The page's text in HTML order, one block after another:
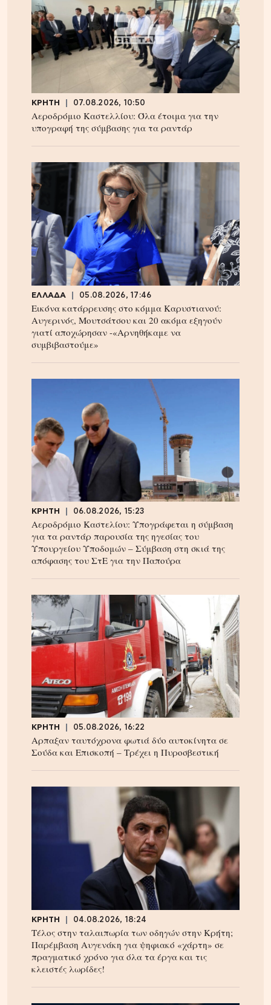
ΚΡΗΤΗ 07.08.2026, 10:50
Αεροδρόμιο Καστελλίου: Όλα έτοιμα για την
υπογραφή της σύμβασης για τα ραντάρ
ΕΛΛΑΔΑ 05.08.2026, 17:46
Εικόνα κατάρρευσης στο κόμμα Καρυστιανού:
Αυγερινός, Μουτσάτσου και 20 ακόμα εξηγούν
γιατί αποχώρησαν -«Αρνηθήκαμε να
συμβιβαστούμε»
ΚΡΗΤΗ 06.08.2026, 15:23
Αεροδρόμιο Καστελίου: Υπογράφεται η σύμβαση
για τα ραντάρ παρουσία της ηγεσίας του
Υπουργείου Υποδομών – Σύμβαση στη σκιά της
απόφασης του ΣτΕ για την Παπούρα
ΚΡΗΤΗ 05.08.2026, 16:22
Αρπαξαν ταυτόχρονα φωτιά δύο αυτοκίνητα σε
Σούδα και Επισκοπή – Τρέχει η Πυροσβεστική
ΚΡΗΤΗ 04.08.2026, 18:24
Τέλος στην ταλαιπωρία των οδηγών στην Κρήτη;
Παρέμβαση Αυγενάκη για ψηφιακό «χάρτη» σε
πραγματικό χρόνο για όλα τα έργα και τις
κλειστές λωρίδες!